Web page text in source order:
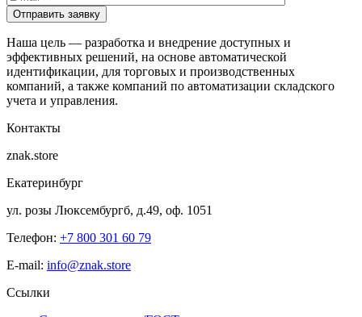
Отправить заявку
Наша цель — разработка и внедрение доступных и
эффективных решений, на основе автоматической
идентификации, для торговых и производственных
компаний, а также компаний по автоматизации складского
учета и управления.
Контакты
znak.store
Екатеринбург
ул. розы Люксембургб, д.49, оф. 1051
Телефон: +7 800 301 60 79
E-mail: info@znak.store
Ссылки